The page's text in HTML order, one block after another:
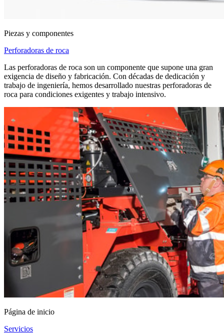
Piezas y componentes
Perforadoras de roca
Las perforadoras de roca son un componente que supone una gran
exigencia de diseño y fabricación. Con décadas de dedicación y
trabajo de ingeniería, hemos desarrollado nuestras perforadoras de
roca para condiciones exigentes y trabajo intensivo.
Página de inicio
Servicios